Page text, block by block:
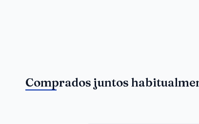
Comprados juntos